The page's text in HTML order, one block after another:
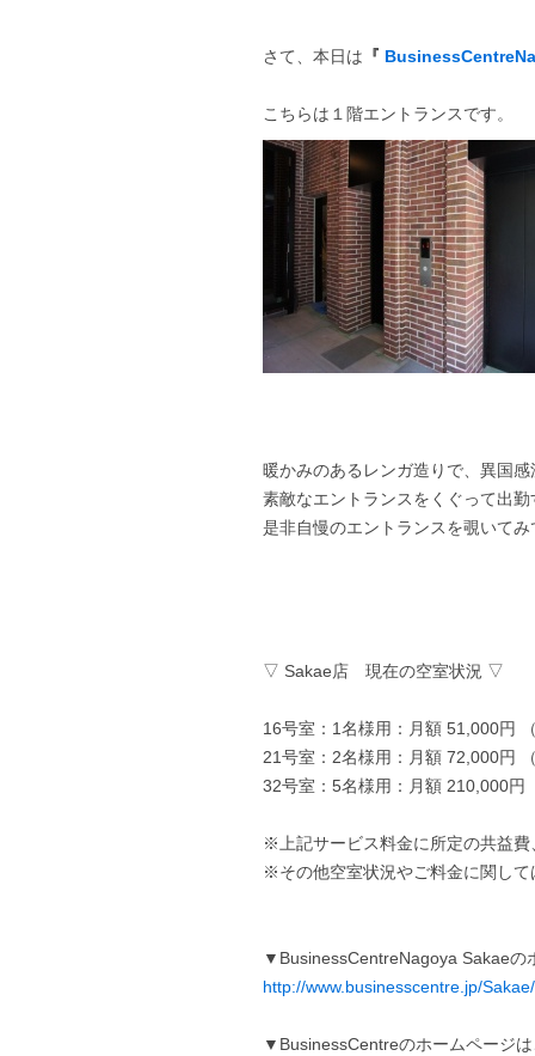
さて、本日は 『
こちらは１階エントランスです。
暖かみのあるレンガ造りで、異国
素敵なエントランスをくぐって出
是非自慢のエントランスを覗いて
▽ Sakae店 現在の空室状況 ▽
16号室：1名様用：月額 51,000円
21号室：2名様用：月額 72,000円
32号室：5名様用：月額 210,000円
※上記サービス料金に所定の共益
※その他空室状況やご料金に関し
▼BusinessCentreNagoya Sakae
http://www.businesscentre.jp/Sakae/
▼BusinessCentreのホームページ